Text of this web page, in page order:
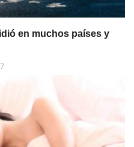
en muchos países y